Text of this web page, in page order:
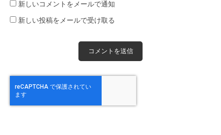
新しいコメントをメールで通知
新しい投稿をメールで受け取る